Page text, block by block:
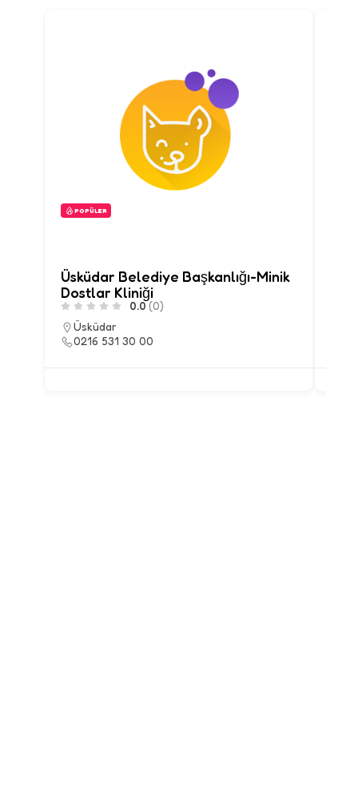
POPÜLER
Üsküdar Belediye Başkanlığı-Minik
Dostlar Kliniği
0.0 (0)
Üsküdar
0216 531 30 00